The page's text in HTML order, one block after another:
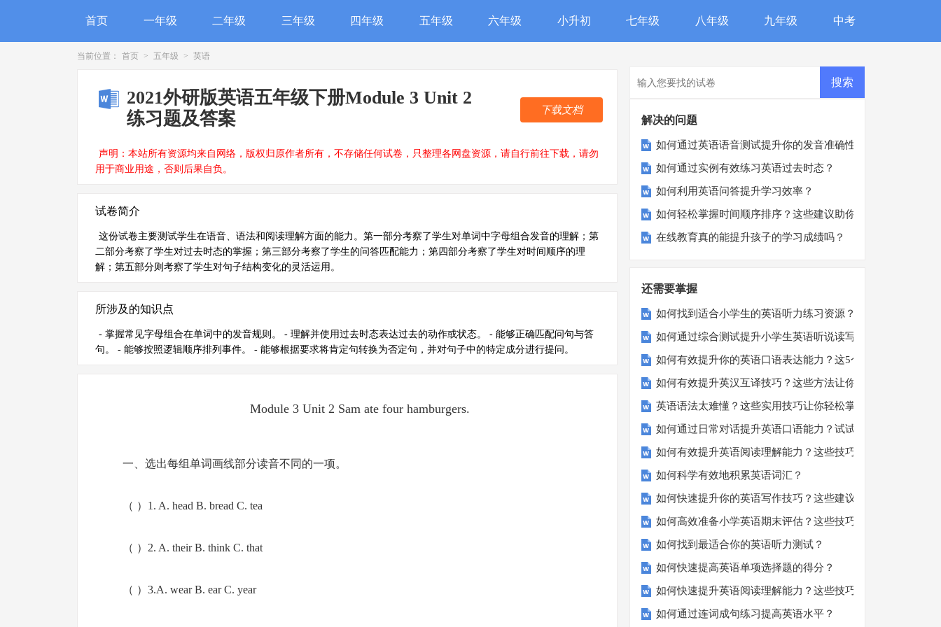
首页 一年级 二年级 三年级 四年级 五年级 六年级 小升初 七年级 八年级 九年级 中考
当前位置： 首页 > 五年级 > 英语
2021外研版英语五年级下册Module 3 Unit 2
练习题及答案
声明：本站所有资源均来自网络，版权归原作者所有，不存储任何试卷，只整理各网盘资源，请自行前往下载，请勿
用于商业用途，否则后果自负。
下载文档
试卷简介
这份试卷主要测试学生在语音、语法和阅读理解方面的能力。第一部分考察了学生对单词中字母组合发音的理解；第
二部分考察了学生对过去时态的掌握；第三部分考察了学生的问答匹配能力；第四部分考察了学生对时间顺序的理
解；第五部分则考察了学生对句子结构变化的灵活运用。
所涉及的知识点
- 掌握常见字母组合在单词中的发音规则。 - 理解并使用过去时态表达过去的动作或状态。 - 能够正确匹配问句与答
句。 - 能够按照逻辑顺序排列事件。 - 能够根据要求将肯定句转换为否定句，并对句子中的特定成分进行提问。
Module 3 Unit 2 Sam ate four hamburgers.
一、选出每组单词画线部分读音不同的一项。
（ ）1. A. head B. bread C. tea
（ ）2. A. their B. think C. that
（ ）3.A. wear B. ear C. year
解决的问题
如何通过英语语音测试提升你的发音准确性？
如何通过实例有效练习英语过去时态？
如何利用英语问答提升学习效率？
如何轻松掌握时间顺序排序？这些建议助你事半功倍！
在线教育真的能提升孩子的学习成绩吗？
还需要掌握
如何找到适合小学生的英语听力练习资源？
如何通过综合测试提升小学生英语听说读写技能？
如何有效提升你的英语口语表达能力？这5个技巧让你说一口
如何有效提升英汉互译技巧？这些方法让你翻译更精准！
英语语法太难懂？这些实用技巧让你轻松掌握！
如何通过日常对话提升英语口语能力？试试这5个方法！
如何有效提升英语阅读理解能力？这些技巧让你事半功倍！
如何科学有效地积累英语词汇？
如何快速提升你的英语写作技巧？这些建议助你一臂之力
如何高效准备小学英语期末评估？这些技巧助你轻松过关！
如何找到最适合你的英语听力测试？
如何快速提高英语单项选择题的得分？
如何快速提升英语阅读理解能力？这些技巧你必须知道！
如何通过连词成句练习提高英语水平？